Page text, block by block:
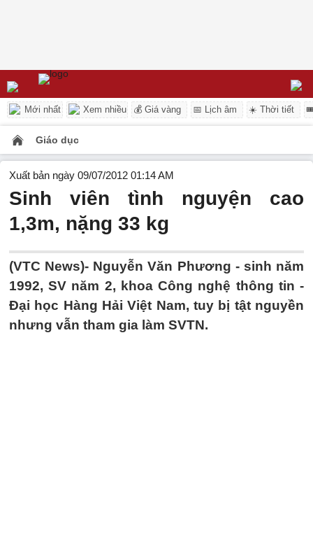
Mới nhất Xem nhiều 💰 Giá vàng 📅 Lịch âm ☀️ Thời tiết
Giáo dục
Xuất bản ngày 09/07/2012 01:14 AM
Sinh viên tình nguyện cao
1,3m, nặng 33 kg
(VTC News)- Nguyễn Văn Phương - sinh năm
1992, SV năm 2, khoa Công nghệ thông tin -
Đại học Hàng Hải Việt Nam, tuy bị tật nguyền
nhưng vẫn tham gia làm SVTN.